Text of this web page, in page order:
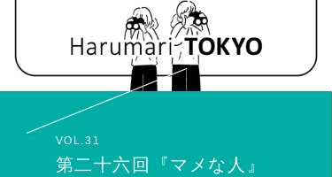
VOL.31
第二十六回『マメな人』